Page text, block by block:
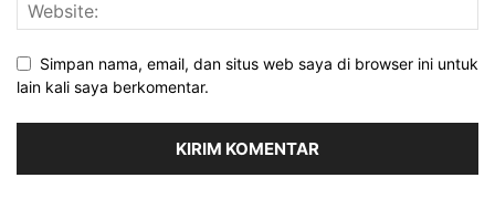
Simpan nama, email, dan situs web saya di browser ini untuk
lain kali saya berkomentar.